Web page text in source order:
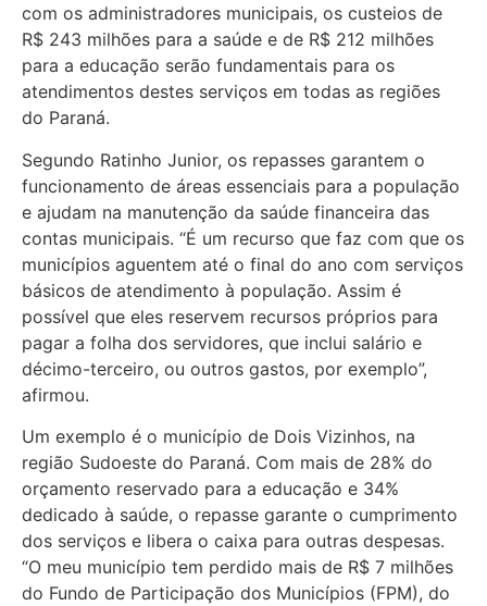
com os administradores municipais, os custeios de
R$ 243 milhões para a saúde e de R$ 212 milhões
para a educação serão fundamentais para os
atendimentos destes serviços em todas as regiões
do Paraná.
Segundo Ratinho Junior, os repasses garantem o
funcionamento de áreas essenciais para a população
e ajudam na manutenção da saúde financeira das
contas municipais. “É um recurso que faz com que os
municípios aguentem até o final do ano com serviços
básicos de atendimento à população. Assim é
possível que eles reservem recursos próprios para
pagar a folha dos servidores, que inclui salário e
décimo-terceiro, ou outros gastos, por exemplo”,
afirmou.
Um exemplo é o município de Dois Vizinhos, na
região Sudoeste do Paraná. Com mais de 28% do
orçamento reservado para a educação e 34%
dedicado à saúde, o repasse garante o cumprimento
dos serviços e libera o caixa para outras despesas.
“O meu município tem perdido mais de R$ 7 milhões
do Fundo de Participação dos Municípios (FPM), do